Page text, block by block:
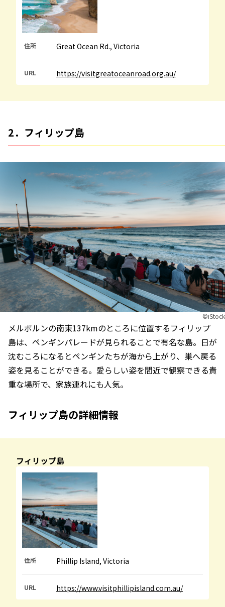
住所 Great Ocean Rd., Victoria
URL https://visitgreatoceanroad.org.au/
2．フィリップ島
©︎iStock
メルボルンの南東137kmのところに位置するフィリップ
島は、ペンギンパレードが見られることで有名な島。日が
沈むころになるとペンギンたちが海から上がり、巣へ戻る
姿を見ることができる。愛らしい姿を間近で観察できる貴
重な場所で、家族連れにも人気。
フィリップ島の詳細情報
フィリップ島
住所 Phillip Island, Victoria
URL https://www.visitphillipisland.com.au/